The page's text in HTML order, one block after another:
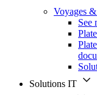
Voyages
See
Solutions IT